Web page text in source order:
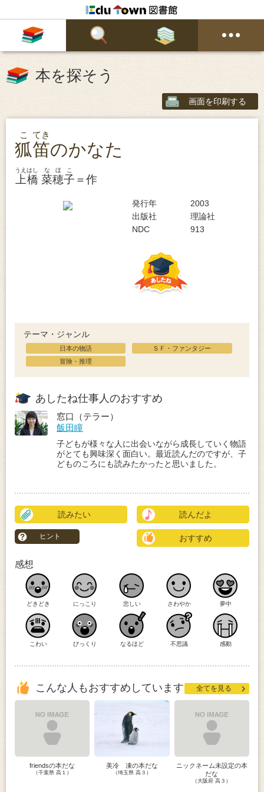
本を探そう
画面を印刷する
狐
こ
笛
てき
のかなた
上橋
うえはし
菜穂子
なほこ
＝作
発行年
2003
出版社
理論社
NDC
913
テーマ・ジャンル
日本の物語
ＳＦ・ファンタジー
冒険・推理
あしたね仕事人のおすすめ
窓口（テラー）
飯田瞳
子どもが様々な人に出会いながら成長していく物語
がとても興味深く面白い。最近読んだのですが、子
どものころにも読みたかったと思いました。
読みたい 読んだよ
ヒント おすすめ
感想
どきどき にっこり 悲しい さわやか 夢中
こわい びっくり なるほど 不思議 感動
こんな人もおすすめしています 全てを見る
friendsの本だな
（千葉県 高１）
美冷 凍の本だな
（埼玉県 高３）
ニックネーム未設定の本
だな
（大阪府 高３）